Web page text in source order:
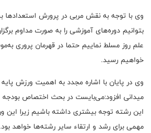
وی با توجه به نقش مربی در پرورش استعدادها
بتوانیم دوره‌های آموزشی را به صورت مداوم
علم روز مسلط نماییم حتما در قهرمان پروری
خواهیم رسید.
وی در پایان با اشاره مجدد به اهمیت ورزش
میدانی افزود:می‌بایست در بحث اختصاص
این رشته توجه بیشتری داشته باشیم زیرا این
مهمی برای رشد و ارتقاء سایر رشته‌ها خواهد بود.